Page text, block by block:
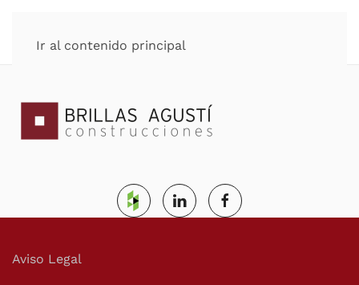
Ir al contenido principal
Aviso Legal